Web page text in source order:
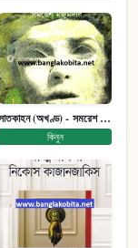
সাতকাহন (অখণ্ড) - সমরেশ মজুমদার
কিনুন